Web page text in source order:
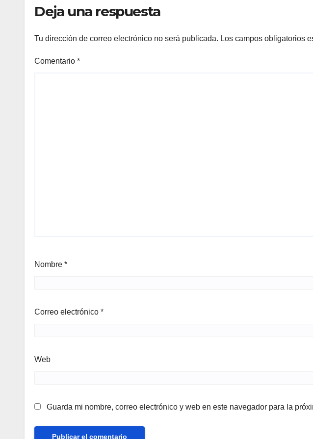
Deja una respuesta
Tu dirección de correo electrónico no será publicada. Los campos obligatorios
Comentario *
Nombre *
Correo electrónico *
Web
Guarda mi nombre, correo electrónico y web en este navegador para la